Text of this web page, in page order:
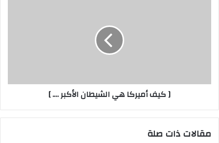
[ كيف أميركا هي الشيطان الأكبر …. ]
مقالات ذات صلة